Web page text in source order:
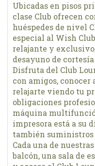
Ubicadas en pisos
clase Club ofrecen
huéspedes de nivel
especial al Wish
relajante y
desayuno de
Disfruta del Club
con amigos,
relajarte viendo tu
obligaciones
máquina
impresora está a su
también
Cada una de
balcón, una sala de